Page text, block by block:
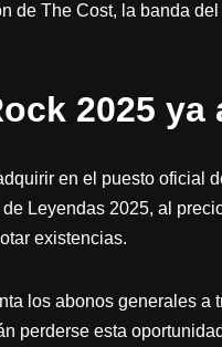
de The Cost, la banda
2025 ya
en el puesto oficial
Leyendas 2025, al
existencias.
los abonos generales a
perderse esta